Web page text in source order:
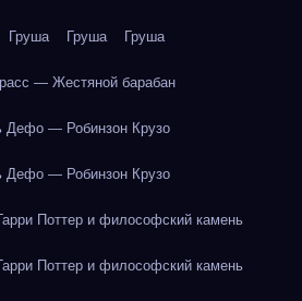
Груша Груша Груша
— Жестяной барабан
Дефо — Робинзон Крузо
Дефо — Робинзон Крузо
Поттер и философский камень
Поттер и философский камень